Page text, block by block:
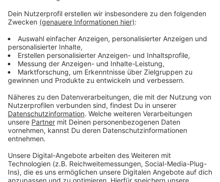
Die Integration von KI in den Schulalltag sieht NRW-
Schulministerin Feller als unvermeidlich und
notwendig. "Früher hat die Oma bei den Hausaufgaben
geholfen, jetzt ist es der GPT."
Anzeige
Künstliche Intelligenz: Chancen und
Herausforderungen
Anzeige